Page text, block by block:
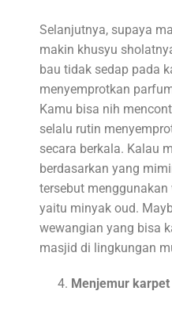
Selanjutnya, supaya
makin khusyu
bau tidak sedap pada
menyemprotkan
Kamu bisa nih
selalu rutin
secara berkala. Kalau
berdasarkan yang
tersebut
yaitu minyak oud.
wewangian yang bisa
masjid di lingkungan
Menjemur